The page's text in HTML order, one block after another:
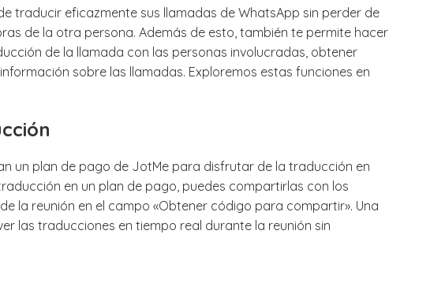
traducir eficazmente sus llamadas de WhatsApp sin perder de
de la otra persona. Además de esto, también te permite hacer
de la llamada con las personas involucradas, obtener
sobre las llamadas. Exploremos estas funciones en
un plan de pago de JotMe para disfrutar de la traducción en
en un plan de pago, puedes compartirlas con los
la reunión en el campo «Obtener código para compartir». Una
las traducciones en tiempo real durante la reunión sin